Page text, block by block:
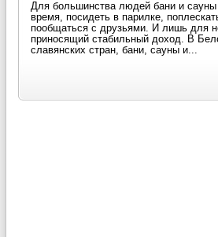
Для большинства людей бани и сауны
время, посидеть в парилке,
пообщаться с друзьями. И лишь для
приносящий стабильный доход. В
славянских стран, бани, сауны и...